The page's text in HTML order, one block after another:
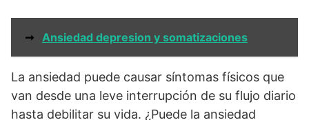
➞ Ansiedad depresion y somatizaciones
La ansiedad puede causar síntomas físicos que
van desde una leve interrupción de su flujo diario
hasta debilitar su vida. ¿Puede la ansiedad